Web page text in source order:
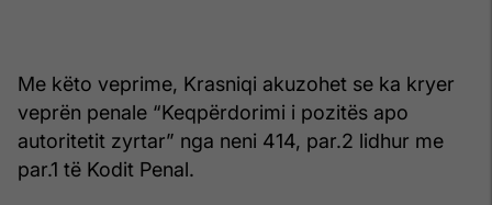
Me këto veprime, Krasniqi akuzohet se ka kryer
veprën penale “Keqpërdorimi i pozitës apo
autoritetit zyrtar” nga neni 414, par.2 lidhur me
par.1 të Kodit Penal.